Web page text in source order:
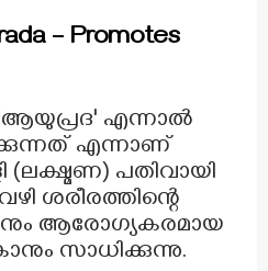
– Promotes
എന്നാൽ
എന്നാണ്
(ലക്ഷ്മണ) പതിവായി
ശരീരത്തിന്റെ
ആരോഗ്യകരമായ
സാധിക്കുന്നു.